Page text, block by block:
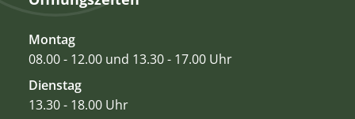
Montag
08.00 - 12.00 und 13.30 - 17.00 Uhr
Dienstag
13.30 - 18.00 Uhr